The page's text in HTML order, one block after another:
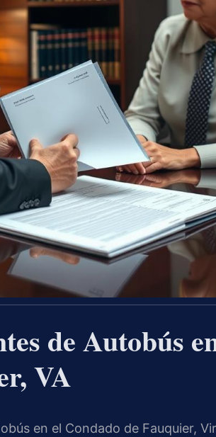
de Autobús
VA
en el Condado de Fauquier,